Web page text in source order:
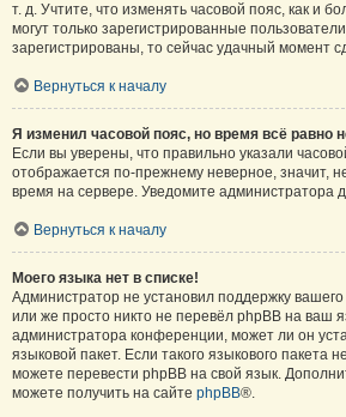
т. д. Учтите, что изменять часовой пояс, как и
могут только зарегистрированные
зарегистрированы, то сейчас удачный момент
Вернуться к началу
Я изменил часовой пояс, но время всё равно
Если вы уверены, что правильно указали
отображается по-прежнему неверное, значит,
время на сервере. Уведомите администратора
Вернуться к началу
Моего языка нет в списке!
Администратор не установил поддержку
или же просто никто не перевёл phpBB на ваш
администратора конференции, может ли он
языковой пакет. Если такого языкового пакета
можете перевести phpBB на свой язык.
можете получить на сайте phpBB®.